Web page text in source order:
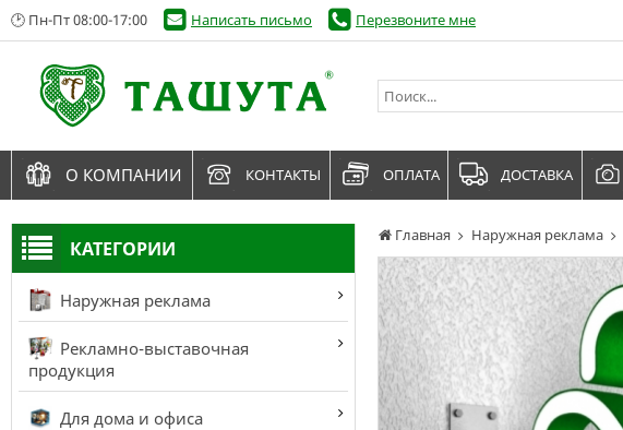
КАТЕГОРИИ
Наружная реклама
Рекламно-выставочная
продукция
Для дома и офиса
Главная Наружная реклама
🕑 Пн-Пт 08:00-17:00 Написать письмо Перезвоните мне
О КОМПАНИИ КОНТАКТЫ ОПЛАТА ДОСТАВКА